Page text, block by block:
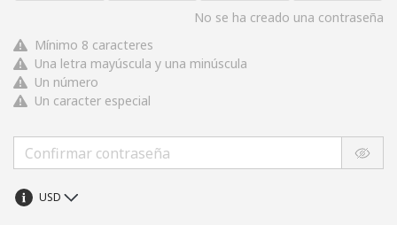
No se ha creado una contraseña
Mínimo 8 caracteres
Una letra mayúscula y una minúscula
Un número
Un caracter especial